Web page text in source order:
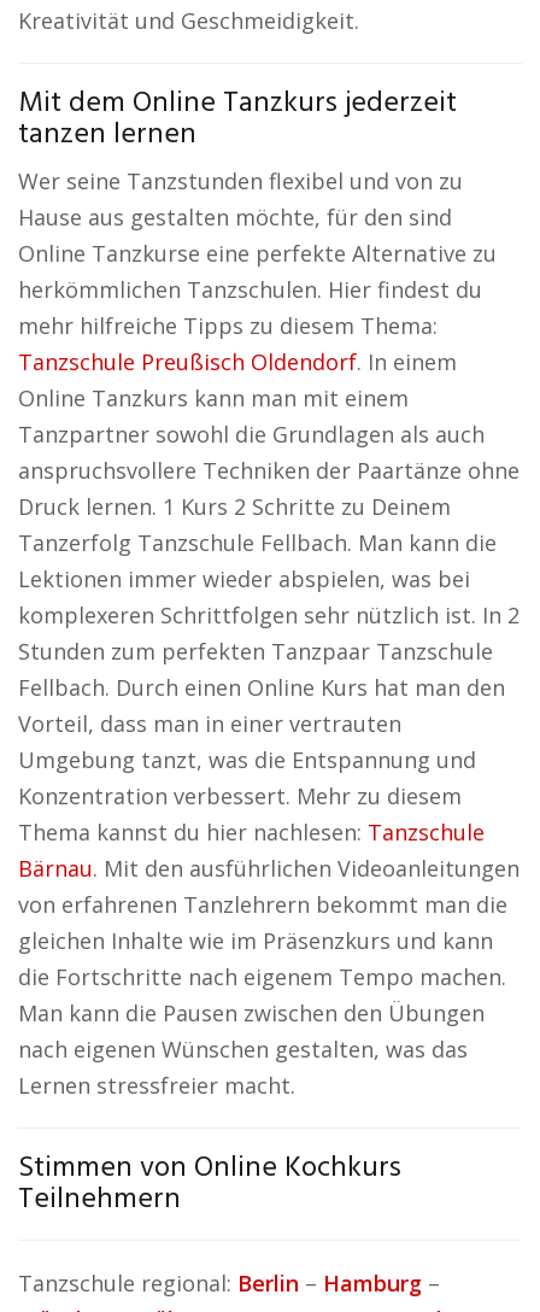
Kreativität und Geschmeidigkeit.
Mit dem Online Tanzkurs jederzeit
tanzen lernen
Wer seine Tanzstunden flexibel und von zu
Hause aus gestalten möchte, für den sind
Online Tanzkurse eine perfekte Alternative zu
herkömmlichen Tanzschulen. Hier findest du
mehr hilfreiche Tipps zu diesem Thema:
Tanzschule Preußisch Oldendorf. In einem
Online Tanzkurs kann man mit einem
Tanzpartner sowohl die Grundlagen als auch
anspruchsvollere Techniken der Paartänze ohne
Druck lernen. 1 Kurs 2 Schritte zu Deinem
Tanzerfolg Tanzschule Fellbach. Man kann die
Lektionen immer wieder abspielen, was bei
komplexeren Schrittfolgen sehr nützlich ist. In 2
Stunden zum perfekten Tanzpaar Tanzschule
Fellbach. Durch einen Online Kurs hat man den
Vorteil, dass man in einer vertrauten
Umgebung tanzt, was die Entspannung und
Konzentration verbessert. Mehr zu diesem
Thema kannst du hier nachlesen: Tanzschule
Bärnau. Mit den ausführlichen Videoanleitungen
von erfahrenen Tanzlehrern bekommt man die
gleichen Inhalte wie im Präsenzkurs und kann
die Fortschritte nach eigenem Tempo machen.
Man kann die Pausen zwischen den Übungen
nach eigenen Wünschen gestalten, was das
Lernen stressfreier macht.
Stimmen von Online Kochkurs
Teilnehmern
Tanzschule regional: Berlin – Hamburg –